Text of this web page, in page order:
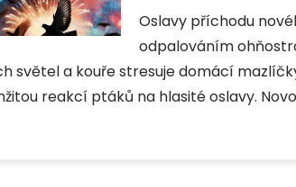
Oslavy příchodu
odpalováním
světel a kouře stresuje domácí
reakcí ptáků na hlasité oslavy.